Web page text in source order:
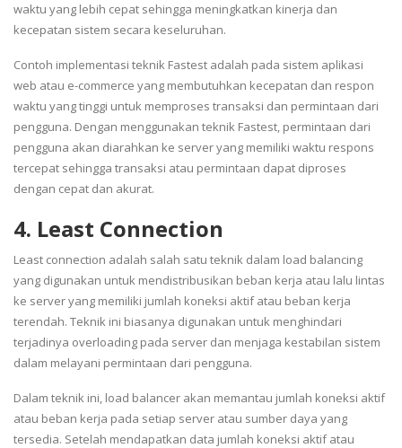
waktu yang lebih cepat sehingga meningkatkan kinerja dan
kecepatan sistem secara keseluruhan.
Contoh implementasi teknik Fastest adalah pada sistem aplikasi
web atau e-commerce yang membutuhkan kecepatan dan respon
waktu yang tinggi untuk memproses transaksi dan permintaan dari
pengguna. Dengan menggunakan teknik Fastest, permintaan dari
pengguna akan diarahkan ke server yang memiliki waktu respons
tercepat sehingga transaksi atau permintaan dapat diproses
dengan cepat dan akurat.
4. Least Connection
Least connection adalah salah satu teknik dalam load balancing
yang digunakan untuk mendistribusikan beban kerja atau lalu lintas
ke server yang memiliki jumlah koneksi aktif atau beban kerja
terendah. Teknik ini biasanya digunakan untuk menghindari
terjadinya overloading pada server dan menjaga kestabilan sistem
dalam melayani permintaan dari pengguna.
Dalam teknik ini, load balancer akan memantau jumlah koneksi aktif
atau beban kerja pada setiap server atau sumber daya yang
tersedia. Setelah mendapatkan data jumlah koneksi aktif atau